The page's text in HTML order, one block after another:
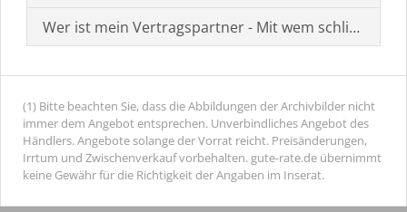
Wer ist mein Vertragspartner - Mit wem schließe ich
(1) Bitte beachten Sie, dass die Abbildungen der Archivbilder nicht
immer dem Angebot entsprechen. Unverbindliches Angebot des
Händlers. Angebote solange der Vorrat reicht. Preisänderungen,
Irrtum und Zwischenverkauf vorbehalten. gute-rate.de übernimmt
keine Gewähr für die Richtigkeit der Angaben im Inserat.